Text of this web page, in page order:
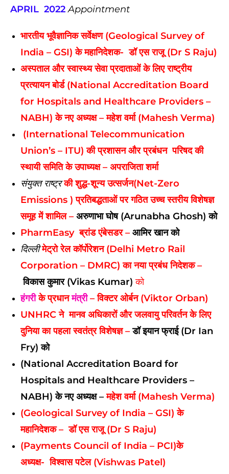
APRIL 2022Appointment
भारतीय भूवैज्ञानिक सर्वेक्षण (Geological Survey of
India – GSI) के महानिदेशक- डॉ एस राजू (Dr S Raju)
अस्पताल और स्वास्थ्य सेवा प्रदाताओं के लिए राष्ट्रीय
प्रत्यायन बोर्ड (National Accreditation Board
for Hospitals and Healthcare Providers –
NABH) के नए अध्यक्ष –महेश वर्मा (Mahesh Verma)
(International Telecommunication
Union’s – ITU) की प्रशासन और प्रबंधन परिषद की
स्थायी समिति के उपाध्यक्ष – अपराजिता शर्मा
संयुक्त राष्ट्रकी शुद्ध-शून्य उत्सर्जन(Net-Zero
Emissions ) प्रतिबद्धताओं पर गठित उच्च स्तरीय विशेषज्ञ
समूह मेंशामिल – अरुणाभा घोष (Arunabha Ghosh) को
PharmEasy ब्रांड एंबेसडर – आमिर खान को
दिल्लीमेट्रो रेल कॉर्पोरेशन (Delhi Metro Rail
Corporation – DMRC) का नया प्रबंध निदेशक –
विकास कुमार (Vikas Kumar) को
हंगरीके प्रधानमंत्री–विक्टर ओर्बन (Viktor Orban)
UNHRC ने मानव अधिकारों और जलवायु परिवर्तन के लिए
दुनिया का पहला स्वतंत्र विशेषज्ञ –डॉ इयान फ्राई (Dr Ian
Fry) को
(National Accreditation Board for
Hospitals and Healthcare Providers –
NABH) के नए अध्यक्ष –महेश वर्मा (Mahesh Verma)
(Geological Survey of India – GSI) के
महानिदेशक – डॉ एस राजू (Dr S Raju)
(Payments Council of India – PCI)के
अध्यक्ष- विश्वास पटेल (Vishwas Patel)